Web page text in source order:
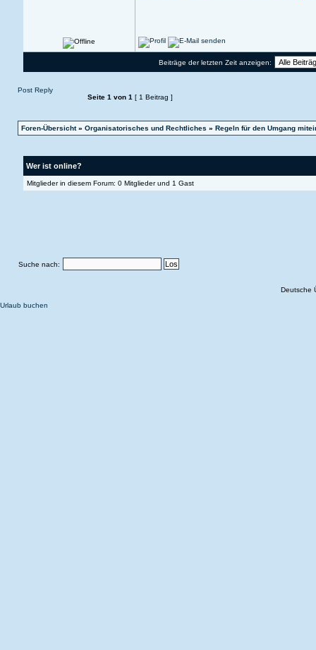
Beiträge der letzten Zeit anzeigen:
Post Reply
Seite 1 von 1 [ 1 Beitrag ]
Foren-Übersicht» Organisatorisches und Rechtliches » Regeln für den Umgang
Wer ist online?
Mitglieder in diesem Forum: 0 Mitglieder und 1 Gast
Suche nach:
Deutsche
Urlaub buchen